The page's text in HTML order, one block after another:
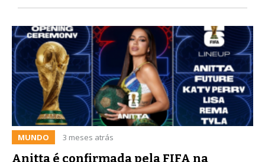
MUNDO 3 meses atrás
Anitta é confirmada pela FIFA na